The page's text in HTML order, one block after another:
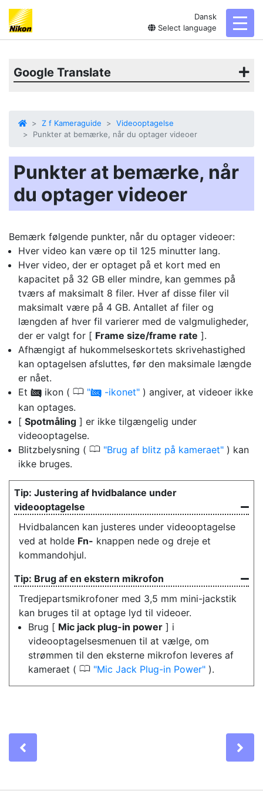
Dansk
Select language
Google Translate
Z f Kameraguide
Videooptagelse
Punkter at bemærke, når du optager videoer
Punkter at bemærke, når
du optager videoer
Bemærk følgende punkter, når du optager videoer:
Hver video kan være op til 125 minutter lang.
Hver video, der er optaget på et kort med en
kapacitet på 32 GB eller mindre, kan gemmes på
tværs af maksimalt 8 filer. Hver af disse filer vil
maksimalt være på 4 GB. Antallet af filer og
længden af hver fil varierer med de valgmuligheder,
der er valgt for [ Frame size/frame rate ].
Afhængigt af hukommelseskortets skrivehastighed
kan optagelsen afsluttes, før den maksimale længde
er nået.
Et 0 ikon ( 0 0 -ikonet
) angiver, at videoer ikke
kan optages.
[ Spotmåling ] er ikke tilgængelig under
videooptagelse.
Blitzbelysning ( 0 Brug af blitz på kameraet
) kan
ikke bruges.
Justering af hvidbalance under
videooptagelse
Hvidbalancen kan justeres under videooptagelse
ved at holde Fn- knappen nede og dreje et
kommandohjul.
Brug af en ekstern mikrofon
Tredjepartsmikrofoner med 3,5 mm mini-jackstik
kan bruges til at optage lyd til videoer.
Brug [ Mic jack plug-in power ] i
videooptagelsesmenuen til at vælge, om
strømmen til den eksterne mikrofon leveres af
kameraet ( 0 Mic Jack Plug-in Power ).